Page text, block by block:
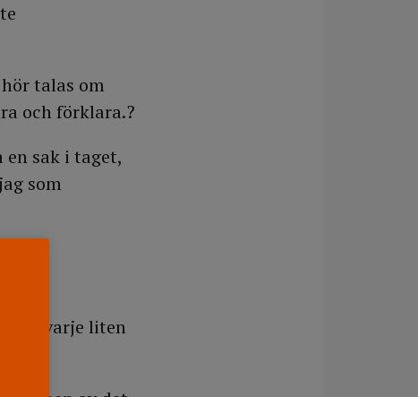
talas om
och förklara.?
sak i taget,
som
varje liten